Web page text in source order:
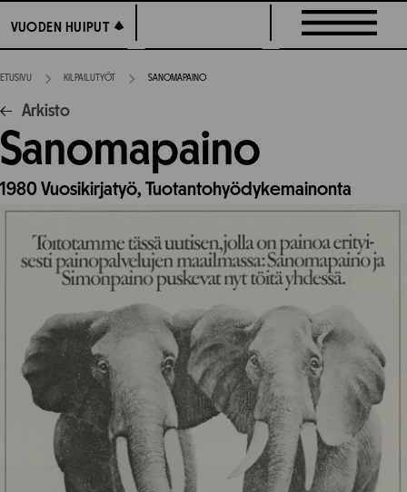
suoraan
sisältöön
VUODEN HUIPUT
VUODEN HUIPUT
ETUSIVU KILPAILUTYÖT SANOMAPAINO
Arkisto
Sanomapaino
1980Vuosikirjatyö, Tuotantohyödykemainonta